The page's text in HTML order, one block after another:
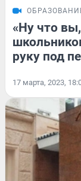
«Ну что
руку под
17 марта, 2023,